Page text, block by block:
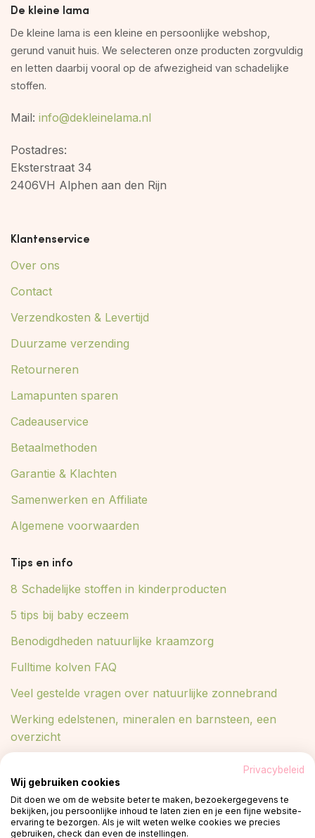
De kleine lama
De kleine lama is een kleine en persoonlijke webshop,
gerund vanuit huis. We selecteren onze producten zorgvuldig
en letten daarbij vooral op de afwezigheid van schadelijke
stoffen.
Mail: info@dekleinelama.nl
Postadres:
Eksterstraat 34
2406VH Alphen aan den Rijn
Klantenservice
Over ons
Contact
Verzendkosten & Levertijd
Duurzame verzending
Retourneren
Lamapunten sparen
Cadeauservice
Betaalmethoden
Garantie & Klachten
Samenwerken en Affiliate
Algemene voorwaarden
Tips en info
8 Schadelijke stoffen in kinderproducten
5 tips bij baby eczeem
Benodigdheden natuurlijke kraamzorg
Fulltime kolven FAQ
Veel gestelde vragen over natuurlijke zonnebrand
Werking edelstenen, mineralen en barnsteen, een
overzicht
Blog
Privacybeleid
Wij gebruiken cookies
Dit doen we om de website beter te maken, bezoekergegevens te
bekijken, jou persoonlijke inhoud te laten zien en je een fijne website-
ervaring te bezorgen. Als je wilt weten welke cookies we precies
gebruiken, check dan even de instellingen.